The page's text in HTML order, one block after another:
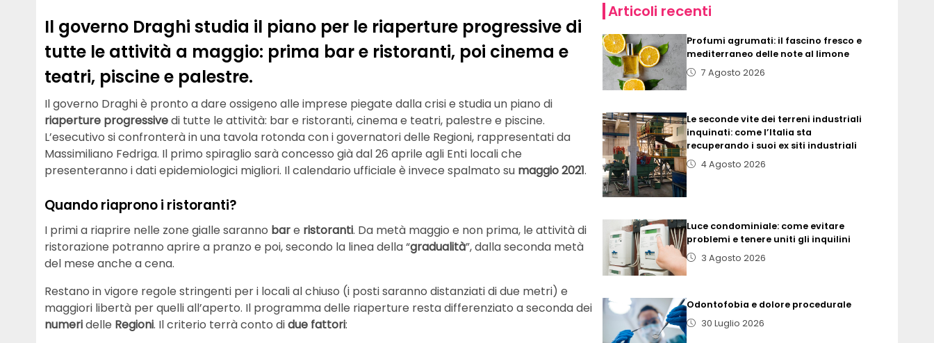
Il governo Draghi studia il piano per le riaperture progressive di
tutte le attività a maggio: prima bar e ristoranti, poi cinema e
teatri, piscine e palestre.
Il governo Draghi è pronto a dare ossigeno alle imprese piegate dalla crisi e studia un piano di
riaperture progressivedi tutte le attività: bar e ristoranti, cinema e teatri, palestre e piscine.
L’esecutivo si confronterà in una tavola rotonda con i governatori delle Regioni, rappresentati da
Massimiliano Fedriga. Il primo spiraglio sarà concesso già dal 26 aprile agli Enti locali che
presenteranno i dati epidemiologici migliori. Il calendario ufficiale è invece spalmato su maggio 2021.
Quando riaprono i ristoranti?
I primi a riaprire nelle zone gialle saranno bare ristoranti. Da metà maggio e non prima, le attività di
ristorazione potranno aprire a pranzo e poi, secondo la linea della “gradualità”, dalla seconda metà
del mese anche a cena.
Restano in vigore regole stringenti per i locali al chiuso (i posti saranno distanziati di due metri) e
maggiori libertà per quelli all’aperto. Il programma delle riaperture resta differenziato a seconda dei
numeridelle Regioni. Il criterio terrà conto didue fattori:
Articoli recenti
Profumi agrumati: il fascino fresco e
mediterraneo delle note al limone
7 Agosto 2026
Le seconde vite dei terreni industriali
inquinati: come l’Italia sta
recuperando i suoi ex siti industriali
4 Agosto 2026
Luce condominiale: come evitare
problemi e tenere uniti gli inquilini
3 Agosto 2026
Odontofobia e dolore procedurale
30 Luglio 2026